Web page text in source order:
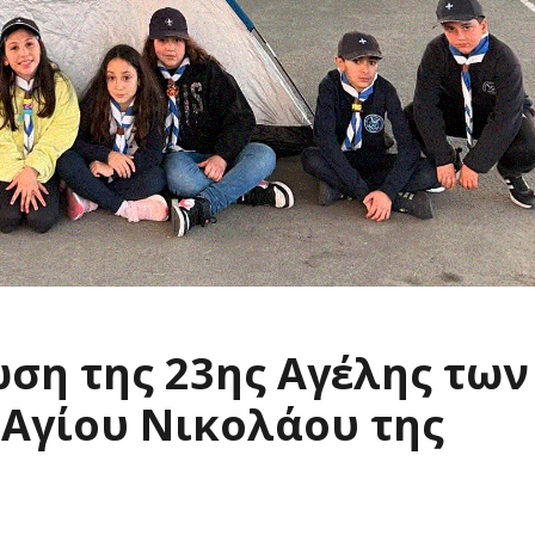
της 23ης Αγέλης των
Νικολάου της